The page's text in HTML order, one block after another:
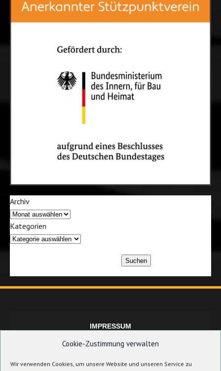
Cookie-Zustimmung verwalten
Wir verwenden Cookies, um unsere Website und unseren Service zu
Archiv
Kategorien
Suchen
IMPRESSUM
DATENSCHUTZERKLÄRUNG